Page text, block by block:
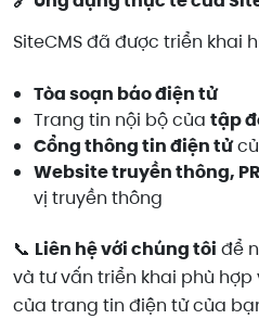
SiteCMS đã được triển khai
Tòa soạn báo điện tử
Trang tin nội bộ củatập
Cổng thông tin điện tử
Website truyền thông, PR
vị truyền thông
📞 Liên hệ với chúng tôi để
và tư vấn triển khai phù
của trang tin điện tử của